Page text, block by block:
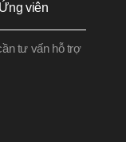
viên
tư vấn hỗ trợ